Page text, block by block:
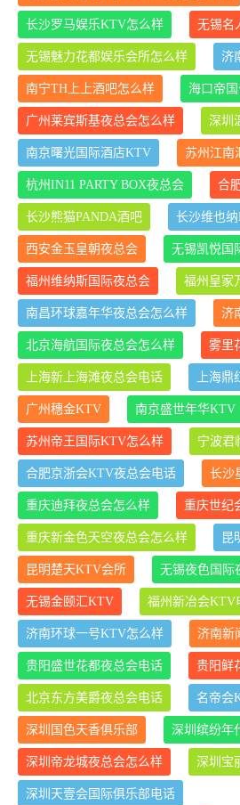
长沙罗马娱乐KTV怎么样 无锡名
无锡魅力花都娱乐会所怎么样 济
南宁TH上上酒吧怎么样 海口帝
广州莱宾斯基夜总会怎么样 深圳
南京曙光国际酒店KTV 苏州江南
杭州IN11 PARTY BOX夜总会 合
长沙熊猫PANDA酒吧 长沙维也
西安金玉皇朝夜总会 无锡凯悦国
福州维纳斯国际夜总会 福州皇家
南昌环球嘉年华夜总会怎么样 济
北京海航国际夜总会怎么样 雾里
上海新上海滩夜总会电话 上海
广州穗金KTV 南京盛世年华KTV
苏州帝王国际KTV怎么样 宁波君
合肥京浙会KTV夜总会电话 长沙
重庆迪拜夜总会怎么样 重庆世纪
重庆新金色天空夜总会怎么样 昆
昆明楚天KTV会所 无锡夜色国际
无锡金颐汇KTV 福州新冶会KTV
济南环球一号KTV怎么样 济南新
贵阳盛世花都夜总会电话 贵阳鲜
北京东方美爵夜总会电话 名帝会
深圳国色天香俱乐部 深圳缤纷年
深圳帝龙城夜总会怎么样 深圳宝
深圳天壹会国际俱乐部电话